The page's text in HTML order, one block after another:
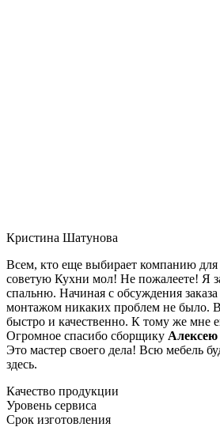
Кристина Шатунова
Всем, кто еще выбирает компанию для
советую Кухни мол! Не пожалеете! Я
спальню. Начиная с обсуждения заказа
монтажом никаких проблем не было.
быстро и качественно. К тому же мне
Огромное спасибо сборщику Алексею
Это мастер своего дела! Всю мебель
здесь.
Качество продукции
Уровень сервиса
Срок изготовления